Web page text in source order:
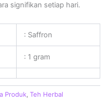
signifikan setiap hari.
: Saffron
: 1 gram
Produk, Teh Herbal